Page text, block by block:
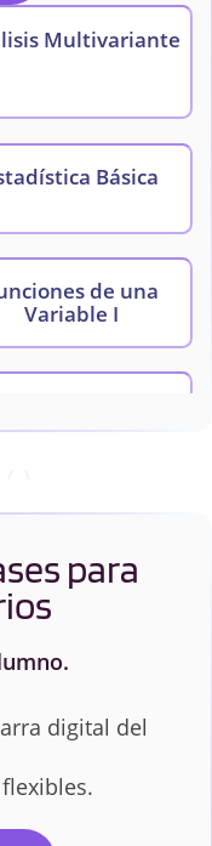
Multivariante
Básica
de una
Variable I
para
digital del